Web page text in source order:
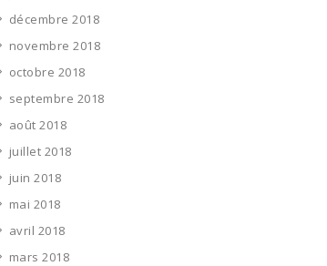
décembre 2018
novembre 2018
octobre 2018
septembre 2018
août 2018
juillet 2018
juin 2018
mai 2018
avril 2018
mars 2018